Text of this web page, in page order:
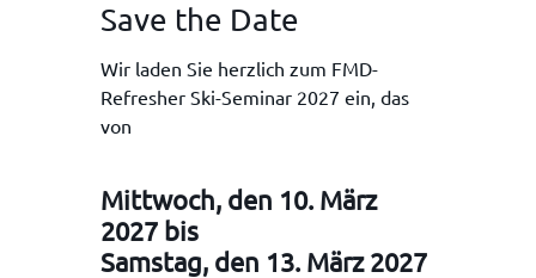
Save the Date
Wir laden Sie herzlich zum FMD-
Refresher Ski-Seminar 2027 ein, das
von
Mittwoch, den 10. März
2027 bis
Samstag, den 13. März 2027